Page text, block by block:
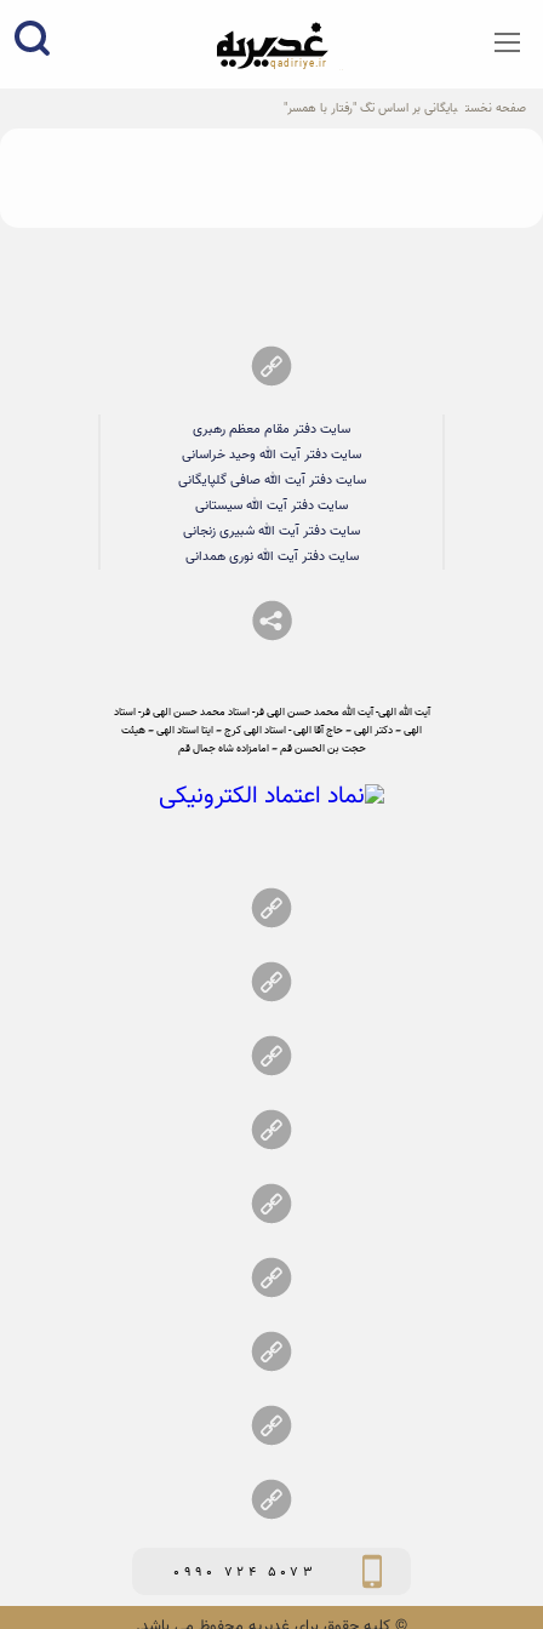
qadiriye.ir
نشریه ی غدیریه-بیانات استاد
صفحه نخست بایگانی بر اساس تگ "رفتار با همسر"
سایت دفتر مقام معظم رهبری
سایت دفتر آیت الله وحید خراسانی
سایت دفتر آیت الله صافی گلپایگانی
سایت دفتر آیت الله سیستانی
سایت دفتر آیت الله شبیری زنجانی
سایت دفتر آیت الله نوری همدانی
آیت الله الهی- آیت الله محمد حسن الهی فر- استاد محمد حسن الهی فر- استاد
الهی – دکتر الهی – حاج آقا الهی - استاد الهی کرج – ایتا استاد الهی – هیئت
حجت بن الحسن قم – امامزاده شاه جمال قم
0990 724 5073